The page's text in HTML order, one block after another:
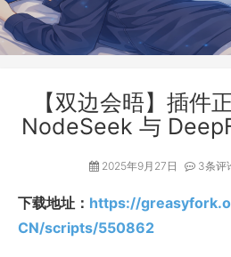
【双边会晤】插件
NodeSeek 与
2025年9月27日 3条评
下载地址： https://
CN/scripts/550862